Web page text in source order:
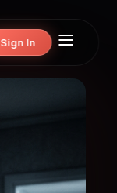
Sign In